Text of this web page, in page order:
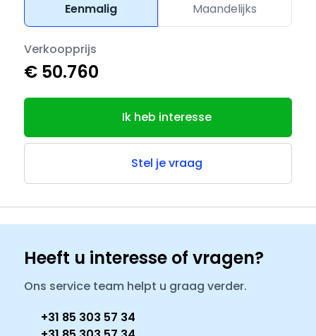
Eenmalig
Maandelijks
Verkoopprijs
€ 50.760
Ik heb interesse
Stel je vraag
Heeft u interesse of vragen?
Ons service team helpt u graag verder.
+31 85 303 57 34